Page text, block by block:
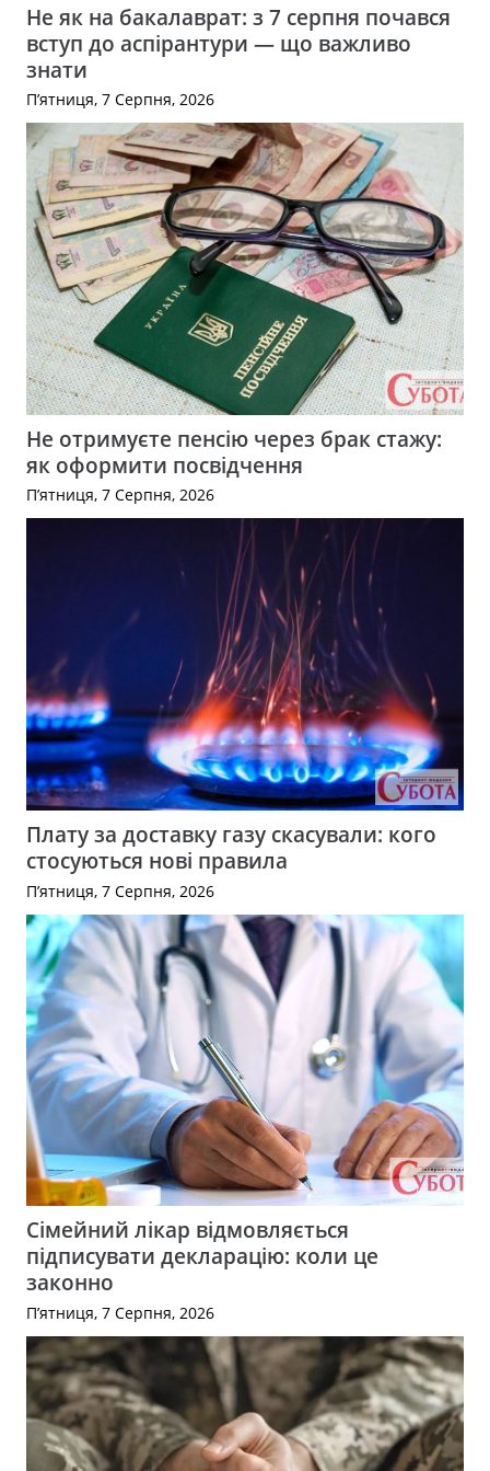
Не як на бакалаврат: з 7 серпня почався
вступ до аспірантури — що важливо
знати
П’ятниця, 7 Серпня, 2026
Не отримуєте пенсію через брак стажу:
як оформити посвідчення
П’ятниця, 7 Серпня, 2026
Плату за доставку газу скасували: кого
стосуються нові правила
П’ятниця, 7 Серпня, 2026
Сімейний лікар відмовляється
підписувати декларацію: коли це
законно
П’ятниця, 7 Серпня, 2026